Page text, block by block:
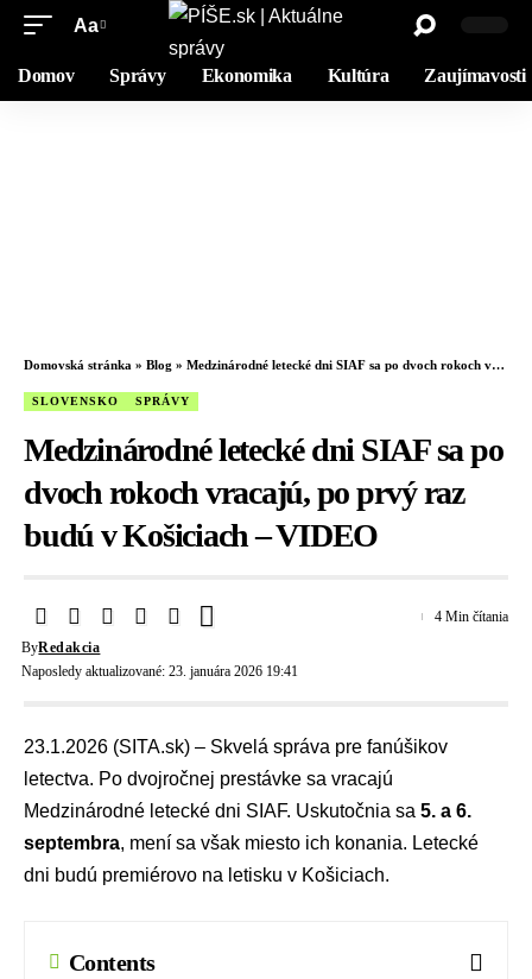
Aa
Domov Správy Ekonomika Kultúra Zaujímavosti
Domovská stránka » Blog » Medzinárodné letecké dni SIAF sa po dvoch rokoch vracajú, po prvý raz budú v Košiciach – VIDEO
SLOVENSKO SPRÁVY
Medzinárodné letecké dni SIAF sa po
dvoch rokoch vracajú, po prvý raz
budú v Košiciach – VIDEO
Naposledy aktualizované: 23. januára 2026 19:41
ByRedakcia
4 Min čítania
23.1.2026 (SITA.sk) – Skvelá správa pre fanúšikov
letectva. Po dvojročnej prestávke sa vracajú
Medzinárodné letecké dni SIAF. Uskutočnia sa 5. a 6.
septembra, mení sa však miesto ich konania. Letecké
dni budú premiérovo na letisku v Košiciach.
Contents